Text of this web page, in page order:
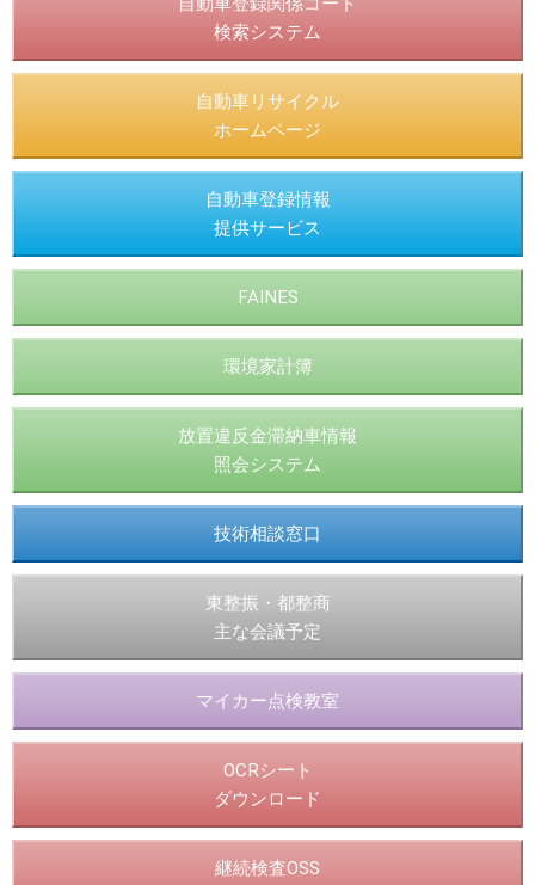
検索システム
自動車リサイクル
ホームページ
自動車登録情報
提供サービス
FAINES
環境家計簿
放置違反金滞納車情報
照会システム
技術相談窓口
東整振・都整商
主な会議予定
マイカー点検教室
OCRシート
ダウンロード
継続検査OSS